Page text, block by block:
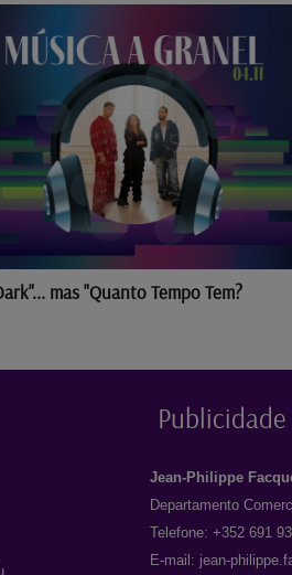
mas "Quanto Tempo Tem?
Publicidade
Jean-Philippe
Departamento
Telefone: +352 691
E-mail: jean-